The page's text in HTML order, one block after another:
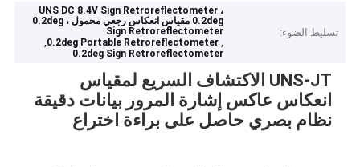
تسليط الضوء:
UNS DC 8.4V Sign Retroreflectometer ،
0.2deg مقياس انعكاس رجعي محمول ، 0.2deg
Sign Retroreflectometer
,
0.2deg Portable Retroreflectometer
,
0.2deg Sign Retroreflectometer
UNS-JT الاكتشاف السريع لمقياس
انعكاس عاكس إشارة المرور بيانات دقيقة
نظام بصري حاصل على براءة اختراع